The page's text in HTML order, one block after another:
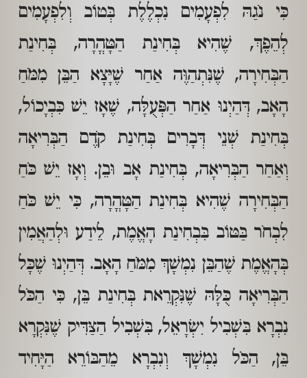
כִּי נֹגַהּ לִפְעָמִים נִכְלֶלֶת בְּטוֹב וְלִפְעָמִים
לְהֵפֶךְ, שֶׁהִיא בְּחִינַת הַטָּהֳרָה, בְּחִינַת
הַבְּחִירָה, שֶׁנִּתְהַוֶּה אַחַר שֶׁיָּצָא הַבֵּן מִמֹּחַ
הָאָב, דְּהַיְנוּ אַחַר הַפְּעֻלָּה, שֶׁאָז יֵשׁ כִּבְיָכוֹל,
בְּחִינַת שְׁנֵי דְּבָרִים בְּחִינַת קֹדֶם הַבְּרִיאָה
וְאַחַר הַבְּרִיאָה, בְּחִינַת אָב וּבֵן. וְאָז יֵשׁ כֹּחַ
הַבְּחִירָה שֶׁהִיא בְּחִינַת הַטָּהֳרָה, כִּי יֵשׁ כֹּחַ
לִבְחֹר בַּטּוֹב בִּבְחִינַת הָאֱמֶת, לֵידַע וּלְהַאֲמִין
בְּהָאֱמֶת שֶׁהַבֵּן נִמְשָׁךְ מִמֹּחַ הָאָב. דְּהַיְנוּ שֶׁכָּל
הַבְּרִיאָה כֻּלָּהּ שֶׁנִּקְרֵאת בְּחִינַת בֵּן, כִּי הַכֹּל
נִבְרָא בִּשְׁבִיל יִשְׂרָאֵל, בִּשְׁבִיל הַצַּדִּיק שֶׁנִּקְרָא
בֵּן, הַכֹּל נִמְשָׁךְ וְנִבְרָא מֵהַבּוֹרֵא הַיָּחִיד